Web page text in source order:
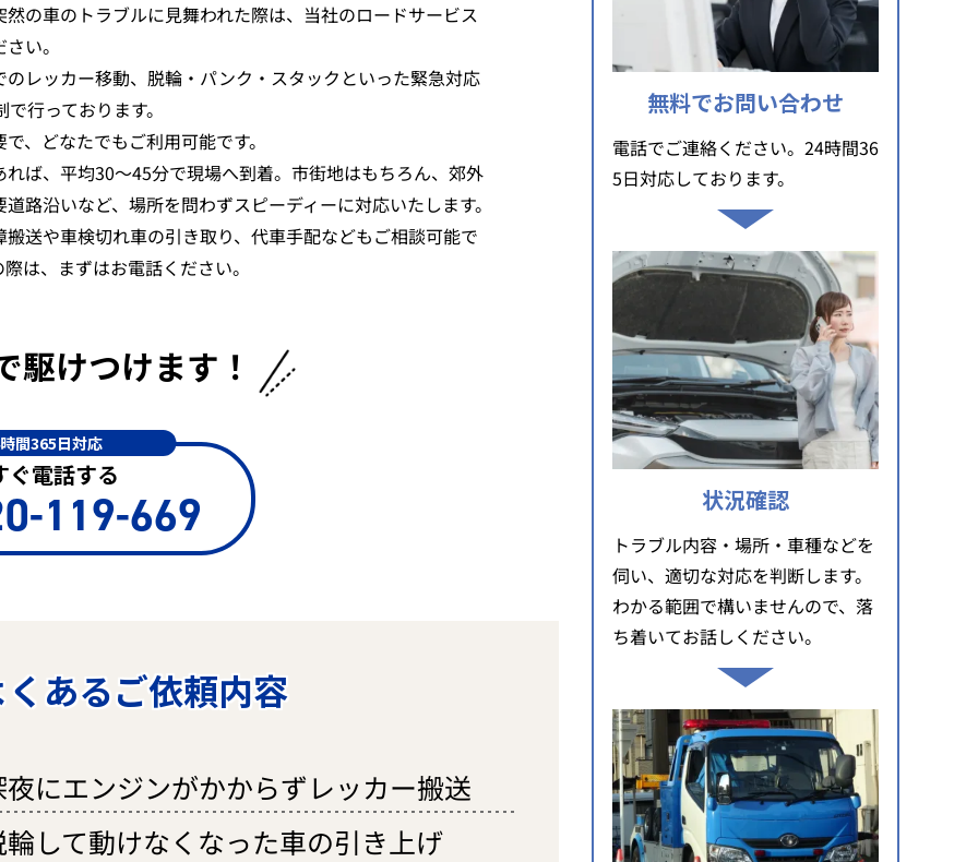
然の車のトラブルに見舞われた際は、当社のロードサービス
い。
のレッカー移動、脱輪・パンク・スタックといった緊急対応
行っております。
、どなたでもご利用可能です。
れば、平均30〜45分で現場へ到着。市街地はもちろん、郊外
路沿いなど、場所を問わずスピーディーに対応いたします。
搬送や車検切れ車の引き取り、代車手配などもご相談可能で
は、まずはお電話ください。
駆けつけます！
間365日対応
ぐ電話する
119-669
あるご依頼内容
夜にエンジンがかからずレッカー搬送
輪して動けなくなった車の引き上げ
無料でお問い合わせ
電話でご連絡ください。24時間36
5日対応しております。
状況確認
トラブル内容・場所・車種などを
伺い、適切な対応を判断します。
わかる範囲で構いませんので、落
ち着いてお話しください。